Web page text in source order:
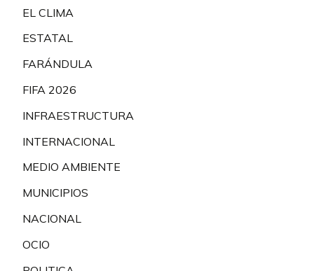
EL CLIMA
ESTATAL
FARÁNDULA
FIFA 2026
INFRAESTRUCTURA
INTERNACIONAL
MEDIO AMBIENTE
MUNICIPIOS
NACIONAL
OCIO